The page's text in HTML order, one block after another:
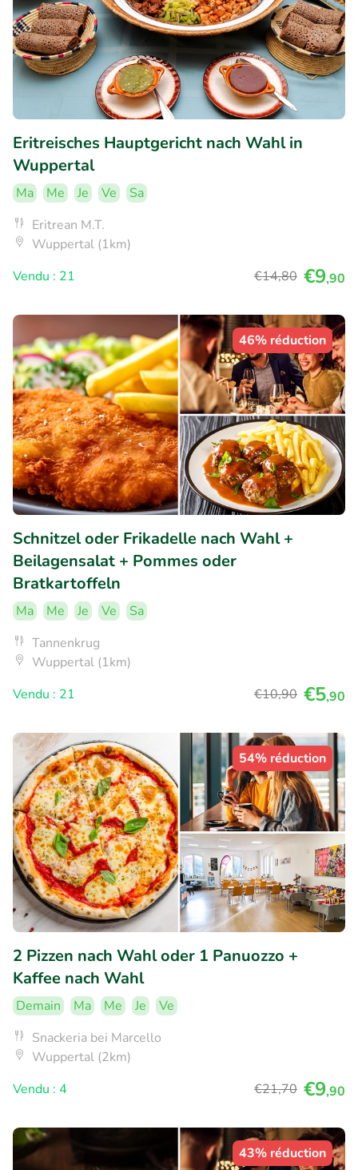
Eritreisches Hauptgericht nach Wahl in
Wuppertal
Ma Me Je Ve
Sa
Eritrean M.T.
Wuppertal (1km)
Vendu : 21
€14,80 €9,90
46% réduction
Schnitzel oder Frikadelle nach Wahl +
Beilagensalat + Pommes oder
Bratkartoffeln
Ma Me Je Ve
Sa
Tannenkrug
Wuppertal (1km)
Vendu : 21
€10,90 €5,90
54% réduction
2 Pizzen nach Wahl oder 1 Panuozzo +
Kaffee nach Wahl
Demain Ma Me Je
Ve
Snackeria bei Marcello
Wuppertal (2km)
Vendu : 4
€21,70 €9,90
43% réduction